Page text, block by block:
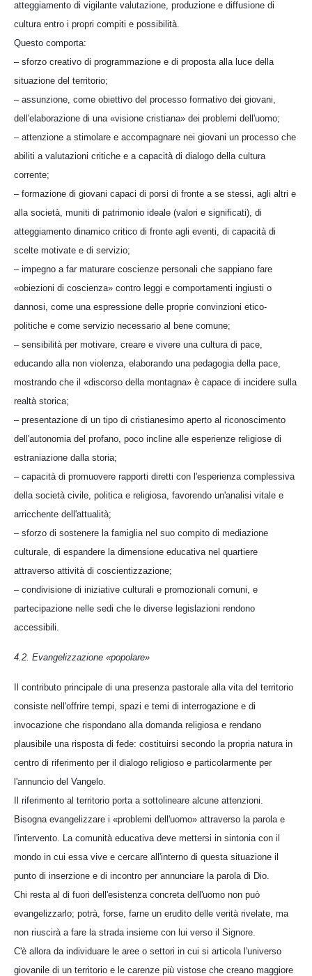
atteggiamento di vigilante valutazione, produzione e diffusione di
cultura entro i propri compiti e possibilità.
Questo comporta:
– sforzo creativo di programmazione e di proposta alla luce della
situazione del territorio;
– assunzione, come obiettivo del processo formativo dei giovani,
dell'elaborazione di una «visione cristiana» dei problemi dell'uomo;
– attenzione a stimolare e accompagnare nei giovani un processo che
abiliti a valutazioni critiche e a capacità di dialogo della cultura
corrente;
– formazione di giovani capaci di porsi di fronte a se stessi, agli altri e
alla società, muniti di patrimonio ideale (valori e significati), di
atteggiamento dinamico critico di fronte agli eventi, di capacità di
scelte motivate e di servizio;
– impegno a far maturare coscienze personali che sappiano fare
«obiezioni di coscienza» contro leggi e comportamenti ingiusti o
dannosi, come una espressione delle proprie convinzioni etico-
politiche e come servizio necessario al bene comune;
– sensibilità per motivare, creare e vivere una cultura di pace,
educando alla non violenza, elaborando una pedagogia della pace,
mostrando che il «discorso della montagna» è capace di incidere sulla
realtà storica;
– presentazione di un tipo di cristianesimo aperto al riconoscimento
dell'autonomia del profano, poco incline alle esperienze religiose di
estraniazione dalla storia;
– capacità di promuovere rapporti diretti con l'esperienza complessiva
della società civile, politica e religiosa, favorendo un'analisi vitale e
arricchente dell'attualità;
– sforzo di sostenere la famiglia nel suo compito di mediazione
culturale, di espandere la dimensione educativa nel quartiere
attraverso attività di coscientizzazione;
– condivisione di iniziative culturali e promozionali comuni, e
partecipazione nelle sedi che le diverse legislazioni rendono
accessibili.
4.2. Evangelizzazione «popolare»
Il contributo principale di una presenza pastorale alla vita del territorio
consiste nell'offrire tempi, spazi e temi di interrogazione e di
invocazione che rispondano alla domanda religiosa e rendano
plausibile una risposta di fede: costituirsi secondo la propria natura in
centro di riferimento per il dialogo religioso e particolarmente per
l'annuncio del Vangelo.
Il riferimento al territorio porta a sottolineare alcune attenzioni.
Bisogna evangelizzare i «problemi dell'uomo» attraverso la parola e
l'intervento. La comunità educativa deve mettersi in sintonia con il
mondo in cui essa vive e cercare all'interno di questa situazione il
punto di inserzione e di incontro per annunciare la parola di Dio.
Chi resta al di fuori dell'esistenza concreta dell'uomo non può
evangelizzarlo; potrà, forse, farne un erudito delle verità rivelate, ma
non riuscirà a fare la strada insieme con lui verso il Signore.
C'è allora da individuare le aree o settori in cui si articola l'universo
giovanile di un territorio e le carenze più vistose che creano maggiore